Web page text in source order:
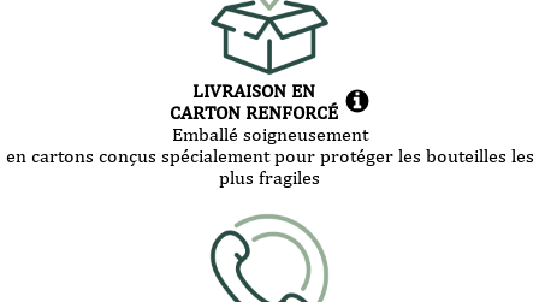
LIVRAISON EN
CARTON RENFORCÉ
Emballé soigneusement
en cartons conçus spécialement pour protéger les bouteilles les
plus fragiles